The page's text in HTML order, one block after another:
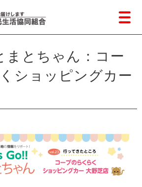
とちゃん：コー
ショッピングカー